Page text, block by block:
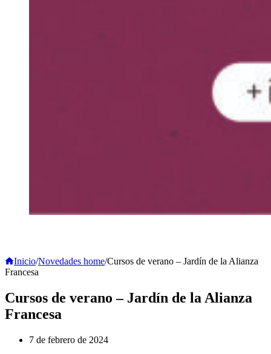
Inicio/Novedades home/Cursos de verano – Jardín de la Alianza
Francesa
Cursos de verano – Jardín de la Alianza
Francesa
7 de febrero de 2024